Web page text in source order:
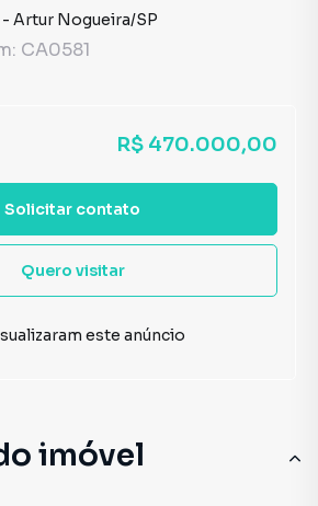
imóvel
- Artur Nogueira/SP
CA0581
R$ 470.000,00
Solicitar contato
Quero visitar
este anúncio